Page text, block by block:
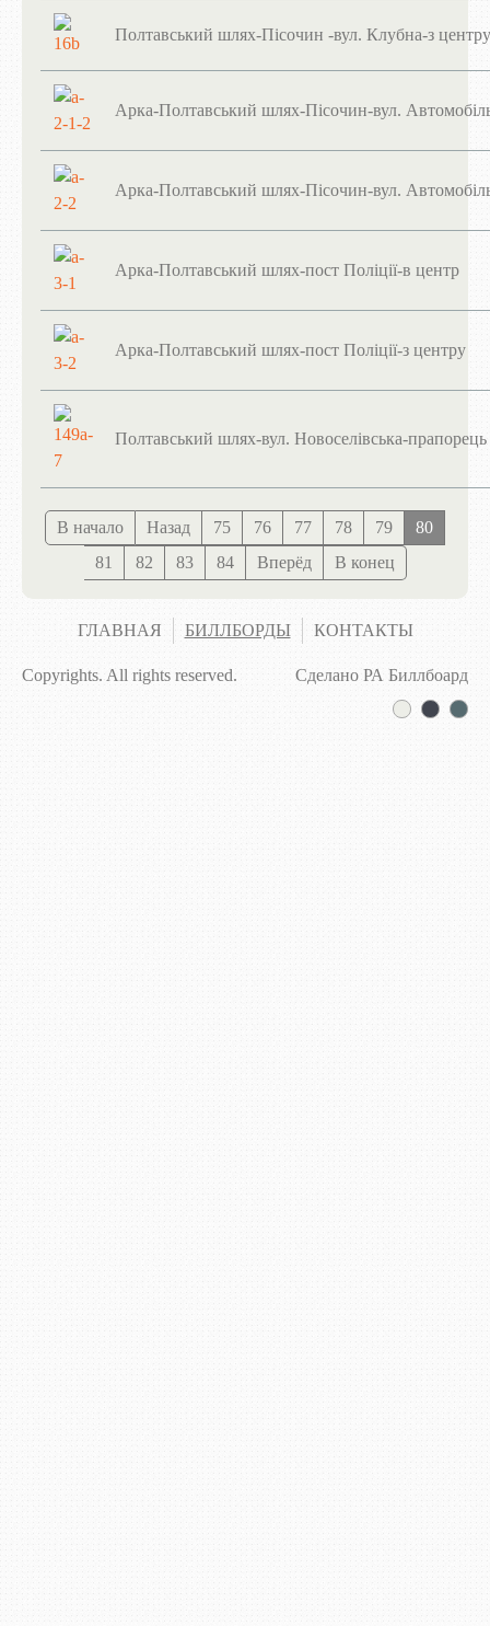
Полтавський шлях-Пісочин -вул. Клубна-з центру
Арка-Полтавський шлях-Пісочин-вул.
Арка-Полтавський шлях-Пісочин-вул.
Арка-Полтавський шлях-пост Поліції-в центр
Арка-Полтавський шлях-пост Поліції-з центру
Полтавський шлях-вул. Новоселівська-
В начало Назад 75 76 77 78 79
80
81
82 83 84 Вперёд В конец
ГЛАВНАЯ БИЛЛБОРДЫ КОНТАКТЫ
Copyrights. All rights reserved. Сделано РА Биллбоард